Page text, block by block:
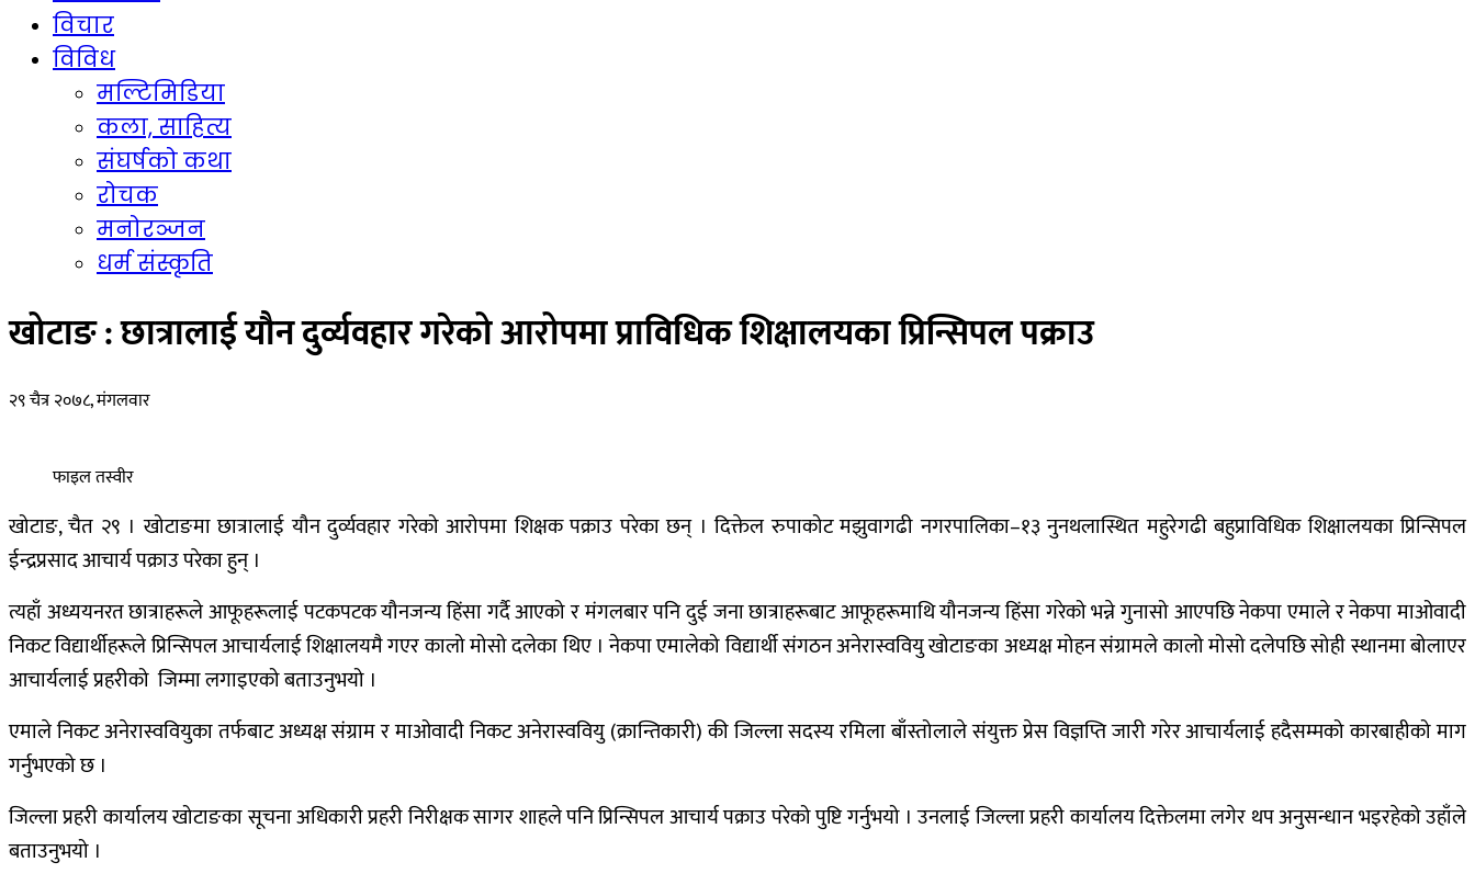
विचार
विविध
मल्टिमिडिया
कला, साहित्य
संघर्षको कथा
रोचक
मनोरञ्जन
धर्म संस्कृति
खोटाङ : छात्रालाई यौन दुर्व्यवहार गरेको आरोपमा प्राविधिक शिक्षालयका प्रिन्सिपल पक्राउ
२९ चैत्र २०७८, मंगलवार
फाइल तस्वीर
खोटाङ, चैत २९ । खोटाङमा छात्रालाई यौन दुर्व्यवहार गरेको आरोपमा शिक्षक पक्राउ परेका छन् । दिक्तेल रुपाकोट मझुवागढी नगरपालिका–१३ नुनथलास्थित महुरेगढी बहुप्राविधिक शिक्षालयका प्रिन्सिपल
ईन्द्रप्रसाद आचार्य पक्राउ परेका हुन् ।
त्यहाँ अध्ययनरत छात्राहरूले आफूहरूलाई पटकपटक यौनजन्य हिंसा गर्दै आएको र मंगलबार पनि दुई जना छात्राहरूबाट आफूहरूमाथि यौनजन्य हिंसा गरेको भन्ने गुनासो आएपछि नेकपा एमाले र नेकपा माओवादी
निकट विद्यार्थीहरूले प्रिन्सिपल आचार्यलाई शिक्षालयमै गएर कालो मोसो दलेका थिए । नेकपा एमालेको विद्यार्थी संगठन अनेरास्ववियु खोटाङका अध्यक्ष मोहन संग्रामले कालो मोसो दलेपछि सोही स्थानमा बोलाएर
आचार्यलाई प्रहरीको जिम्मा लगाइएको बताउनुभयो ।
एमाले निकट अनेरास्ववियुका तर्फबाट अध्यक्ष संग्राम र माओवादी निकट अनेरास्ववियु (क्रान्तिकारी) की जिल्ला सदस्य रमिला बाँस्तोलाले संयुक्त प्रेस विज्ञप्ति जारी गरेर आचार्यलाई हदैसम्मको कारबाहीको माग
गर्नुभएको छ ।
जिल्ला प्रहरी कार्यालय खोटाङका सूचना अधिकारी प्रहरी निरीक्षक सागर शाहले पनि प्रिन्सिपल आचार्य पक्राउ परेको पुष्टि गर्नुभयो । उनलाई जिल्ला प्रहरी कार्यालय दिक्तेलमा लगेर थप अनुसन्धान भइरहेको उहाँले
बताउनुभयो ।